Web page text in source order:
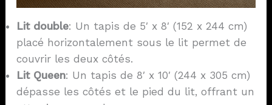
Lit double: Un tapis de 5′ x 8′ (152 x 244 cm)
placé horizontalement sous le lit permet de
couvrir les deux côtés.
Lit Queen: Un tapis de 8′ x 10′ (244 x 305 cm)
dépasse les côtés et le pied du lit, offrant un